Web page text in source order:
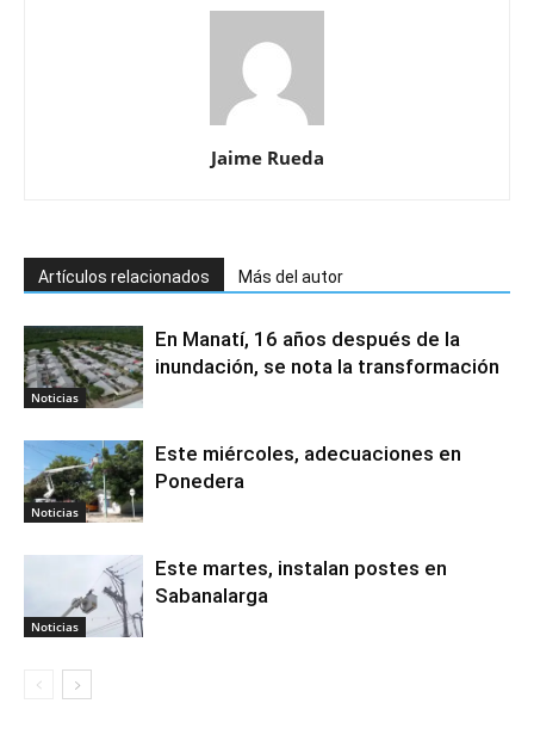
Jaime Rueda
Artículos relacionados Más del autor
Noticias
En Manatí, 16 años después de la
inundación, se nota la transformación
Noticias
Este miércoles, adecuaciones en
Ponedera
Noticias
Este martes, instalan postes en
Sabanalarga